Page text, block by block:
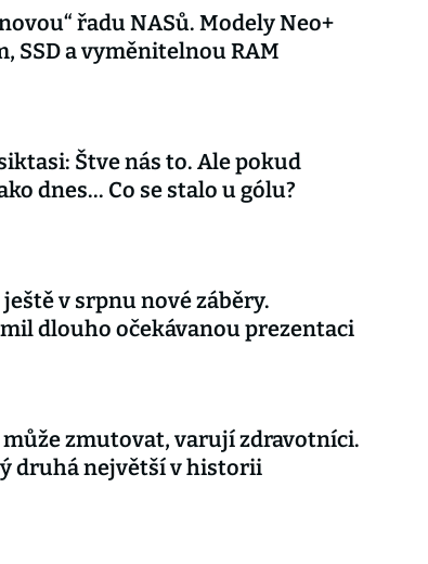
řadu NASů. Modely Neo+
SSD a vyměnitelnou RAM
Štve nás to. Ale pokud
dnes... Co se stalo u gólu?
ještě v srpnu nové záběry.
dlouho očekávanou prezentaci
může zmutovat, varují zdravotníci.
druhá největší v historii